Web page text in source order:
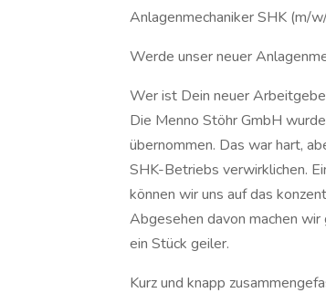
Anlagenmechaniker SHK (m/
Werde unser neuer
Wer ist Dein neuer
Die Menno Stöhr GmbH
übernommen. Das war hart,
SHK-Betriebs verwirklichen.
können wir uns auf das
Abgesehen davon machen wir
ein Stück geiler.
Kurz und knapp